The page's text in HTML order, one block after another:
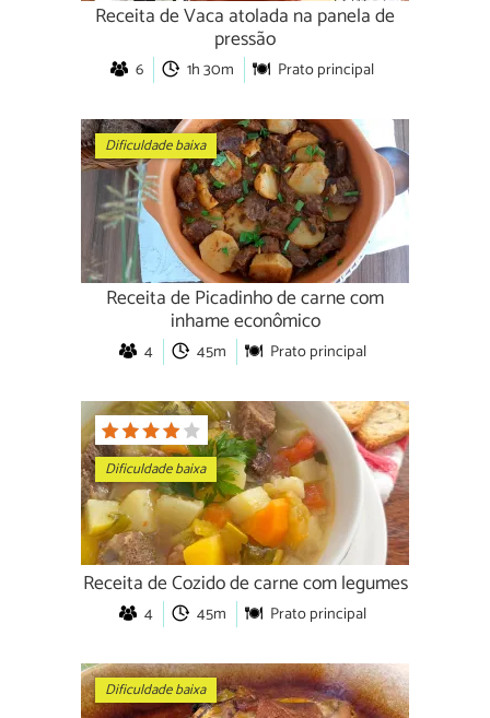
Receita de Vaca atolada na panela de
pressão
6 1h 30m Prato principal
Dificuldade baixa
Receita de Picadinho de carne com
inhame econômico
4 45m Prato principal
Dificuldade baixa
Receita de Cozido de carne com legumes
4 45m Prato principal
Dificuldade baixa